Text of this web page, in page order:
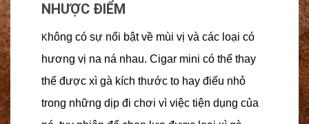
NHƯỢC ĐIỂM
Không có sự nổi bật về mùi vị và các loại có
hương vị na ná nhau. Cigar mini có thể thay
thế được xì gà kích thước to hay điếu nhỏ
trong những dịp đi chơi vì việc tiện dụng của